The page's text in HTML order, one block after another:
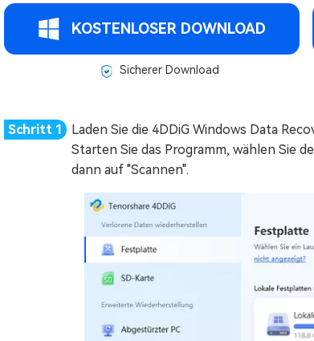
KOSTENLOSER DOWNLOAD
Sicherer Download
Laden Sie die 4DDiG Windows Data
Starten Sie das Programm, wählen Sie
dann auf "Scannen".